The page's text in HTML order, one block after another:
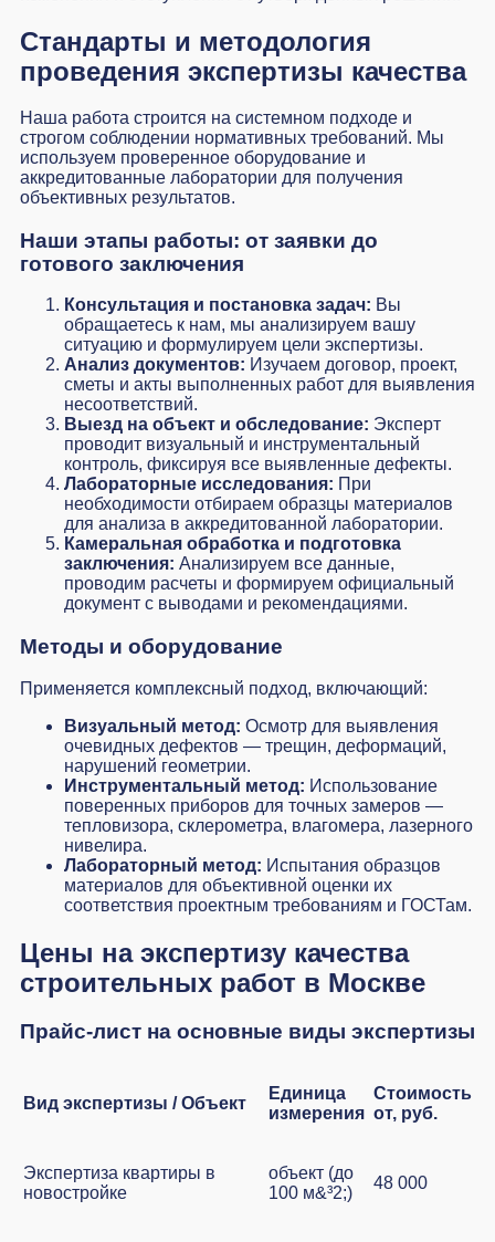
Стандарты и методология
проведения экспертизы качества
Наша работа строится на системном подходе и
строгом соблюдении нормативных требований. Мы
используем проверенное оборудование и
аккредитованные лаборатории для получения
объективных результатов.
Наши этапы работы: от заявки до
готового заключения
Консультация и постановка задач: Вы
обращаетесь к нам, мы анализируем вашу
ситуацию и формулируем цели экспертизы.
Анализ документов: Изучаем договор, проект,
сметы и акты выполненных работ для выявления
несоответствий.
Выезд на объект и обследование: Эксперт
проводит визуальный и инструментальный
контроль, фиксируя все выявленные дефекты.
Лабораторные исследования: При
необходимости отбираем образцы материалов
для анализа в аккредитованной лаборатории.
Камеральная обработка и подготовка
заключения: Анализируем все данные,
проводим расчеты и формируем официальный
документ с выводами и рекомендациями.
Методы и оборудование
Применяется комплексный подход, включающий:
Визуальный метод: Осмотр для выявления
очевидных дефектов — трещин, деформаций,
нарушений геометрии.
Инструментальный метод: Использование
поверенных приборов для точных замеров —
тепловизора, склерометра, влагомера, лазерного
нивелира.
Лабораторный метод: Испытания образцов
материалов для объективной оценки их
соответствия проектным требованиям и ГОСТам.
Цены на экспертизу качества
строительных работ в Москве
Прайс-лист на основные виды экспертизы
Вид экспертизы / Объект
Единица
измерения
Стоимость
от, руб.
Экспертиза квартиры в
новостройке
объект (до
100 м&³2;)
48 000